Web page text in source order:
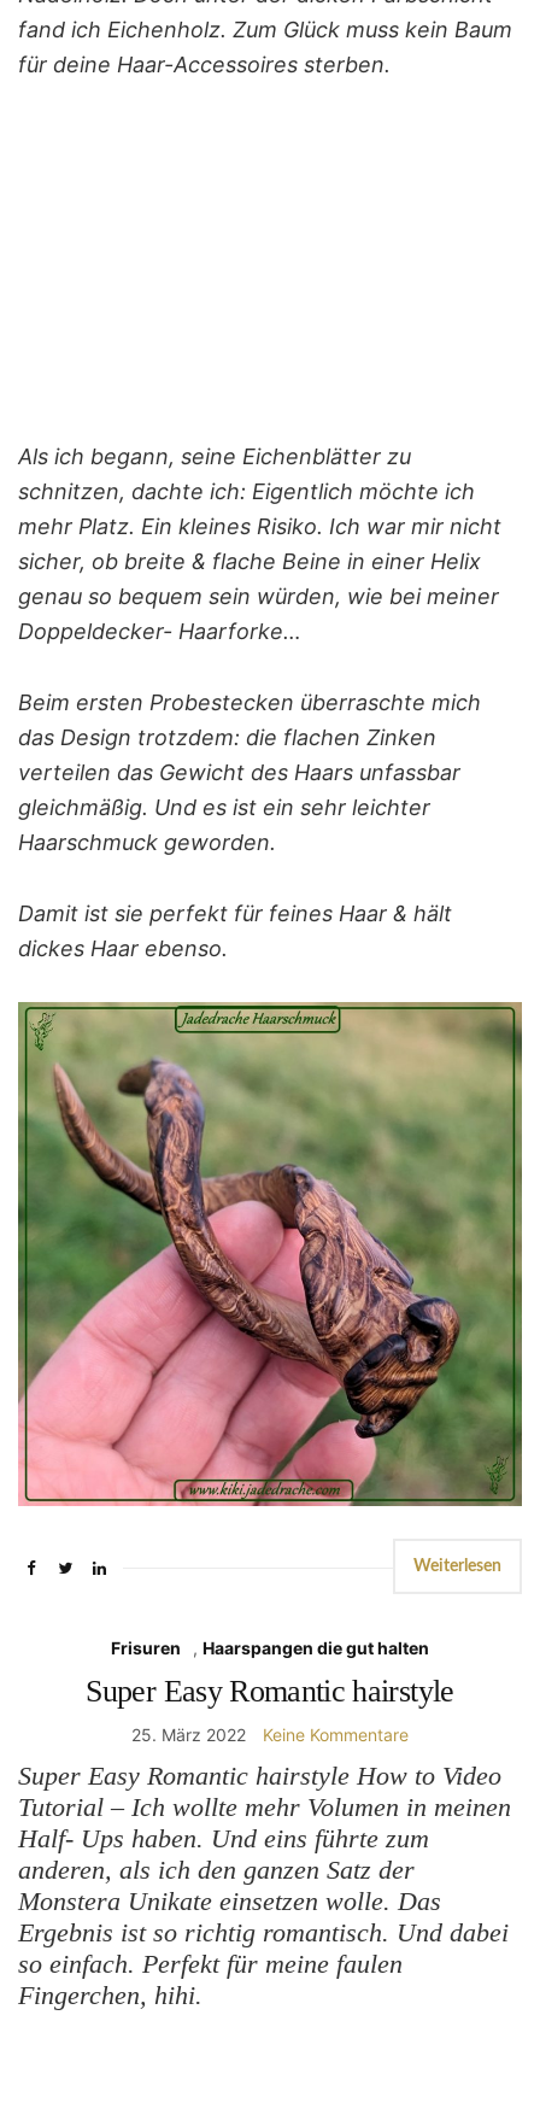
fand ich Eichenholz. Zum Glück muss kein Baum
für deine Haar-Accessoires sterben.
Als ich begann, seine Eichenblätter zu
schnitzen, dachte ich: Eigentlich möchte ich
mehr Platz. Ein kleines Risiko. Ich war mir nicht
sicher, ob breite & flache Beine in einer Helix
genau so bequem sein würden, wie bei meiner
Doppeldecker- Haarforke…
Beim ersten Probestecken überraschte mich
das Design trotzdem: die flachen Zinken
verteilen das Gewicht des Haars unfassbar
gleichmäßig. Und es ist ein sehr leichter
Haarschmuck geworden.
Damit ist sie perfekt für feines Haar & hält
dickes Haar ebenso.
Weiterlesen
Frisuren , Haarspangen die gut halten
Super Easy Romantic hairstyle
25. März 2022 Keine Kommentare
Super Easy Romantic hairstyle How to Video
Tutorial – Ich wollte mehr Volumen in meinen
Half- Ups haben. Und eins führte zum
anderen, als ich den ganzen Satz der
Monstera Unikate einsetzen wolle. Das
Ergebnis ist so richtig romantisch. Und dabei
so einfach. Perfekt für meine faulen
Fingerchen, hihi.